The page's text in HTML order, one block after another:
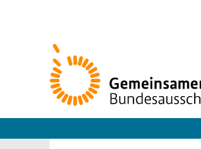
Zur
Startseite